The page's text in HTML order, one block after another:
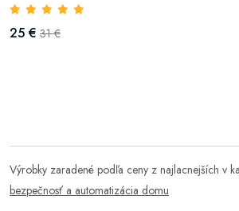
25 € 31 €
Výrobky zaradené podľa ceny z najlacnejších v
bezpečnosť a automatizácia domu